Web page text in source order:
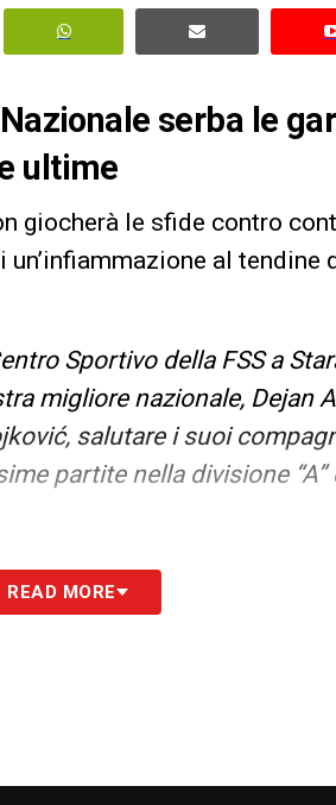
serba le
ultime
giocherà le sfide contro
al tendine
Sportivo della FSS a
migliore nazionale, Dejan
salutare i suoi
partite nella divisione
READ MORE